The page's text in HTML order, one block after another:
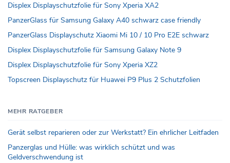
Displex Displayschutzfolie für Sony Xperia XA2
PanzerGlass für Samsung Galaxy A40 schwarz case friendly
PanzerGlass Displayschutz Xiaomi Mi 10 / 10 Pro E2E schwarz
Displex Displayschutzfolie für Samsung Galaxy Note 9
Displex Displayschutzfolie für Sony Xperia XZ2
Topscreen Displayschutz für Huawei P9 Plus 2 Schutzfolien
MEHR RATGEBER
Gerät selbst reparieren oder zur Werkstatt? Ein ehrlicher Leitfaden
Panzerglas und Hülle: was wirklich schützt und was
Geldverschwendung ist